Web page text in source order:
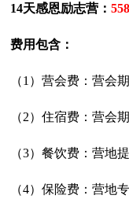
14天感恩励志营：
费用包含：
（1）营会费：营会
（2）住宿费：营会
（3）餐饮费：营地
（4）保险费：营地